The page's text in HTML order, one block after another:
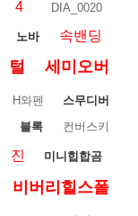
4 DIA_0020
노바 속밴딩
털
세미오버
H와펜
스무디버
블록 컨버스키
진 미니힙합곰
비버리힐스폴